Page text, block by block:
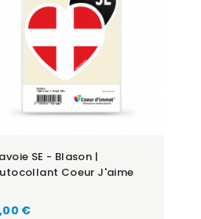
SE - Blason |
Coeur J'aime
€